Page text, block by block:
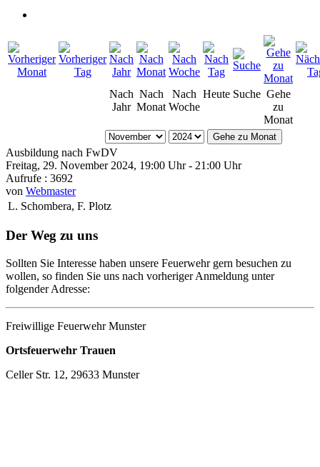
Nach
Jahr
Nach
Monat
Nach
Woche
Heute Suche Gehe
zu
Monat
Gehe zu Monat
Ausbildung nach FwDV
Freitag, 29. November 2024, 19:00 Uhr - 21:00 Uhr
Aufrufe : 3692
von Webmaster
L. Schombera, F. Plotz
Der Weg zu uns
Sollten Sie Interesse haben unsere Feuerwehr gern besuchen zu
wollen, so finden Sie uns nach vorheriger Anmeldung unter
folgender Adresse:
Freiwillige Feuerwehr Munster
Ortsfeuerwehr Trauen
Celler Str. 12, 29633 Munster